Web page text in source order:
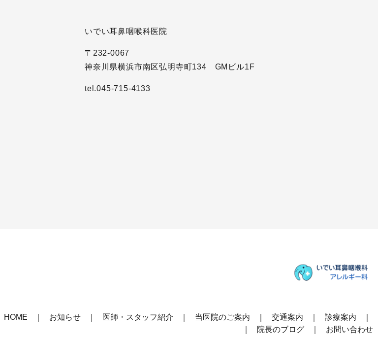
いでい耳鼻咽喉科医院
〒232-0067
神奈川県横浜市南区弘明寺町134 GMビル1F
tel.045-715-4133
HOME お知らせ 医師・スタッフ紹介 当医院のご案内 交通案内 診療案内
院長のブログ
お問い合わせ